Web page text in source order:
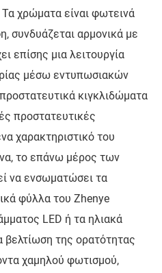
χρώματα είναι φωτεινά
συνδυάζεται αρμονικά με
επίσης μια λειτουργία
μέσω εντυπωσιακών
κιγκλιδώματα
προστατευτικές
χαρακτηριστικό του
το επάνω μέρος των
να ενσωματώσει τα
φύλλα του Zhenye
LED ή τα ηλιακά
βελτίωση της ορατότητας
χαμηλού φωτισμού,